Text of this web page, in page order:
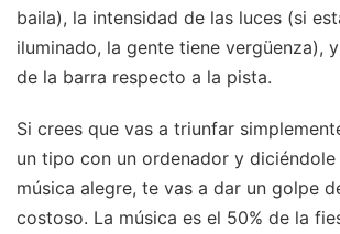
baila), la intensidad de las luces (si
iluminado, la gente tiene vergüenza),
de la barra respecto a la pista.
Si crees que vas a triunfar
un tipo con un ordenador y diciéndole
música alegre, te vas a dar un golpe
costoso. La música es el 50% de la